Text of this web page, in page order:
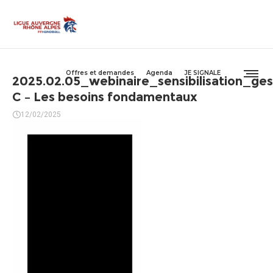
Offres et demandes Agenda JE SIGNALE
C – Les besoins fondamentaux
12/02/2025